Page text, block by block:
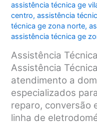
assistência técnica ge
centro,assistência
técnica ge zona norte,
assistência técnica ge
Assistência
Assistência
atendimento a
especializados
reparo, conversão
linha de